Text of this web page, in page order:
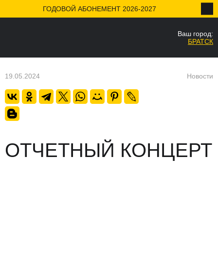
ГОДОВОЙ АБОНЕМЕНТ 2026-2027
Ваш город:
БРАТСК
19.05.2024 Новости
ОТЧЕТНЫЙ КОНЦЕРТ